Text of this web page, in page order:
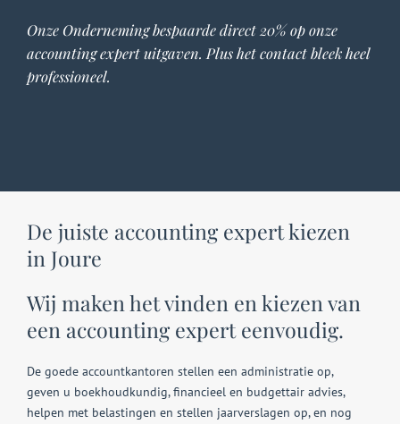
Onze Onderneming bespaarde direct 20% op onze
accounting expertuitgaven. Plus het contact bleek heel
professioneel.
De juiste accounting expert kiezen
in Joure
Wij maken het vinden en kiezen van
een accounting expert eenvoudig.
De goede accountkantoren stellen een administratie op,
geven u boekhoudkundig, financieel en budgettair advies,
helpen met belastingen en stellen jaarverslagen op, en nog